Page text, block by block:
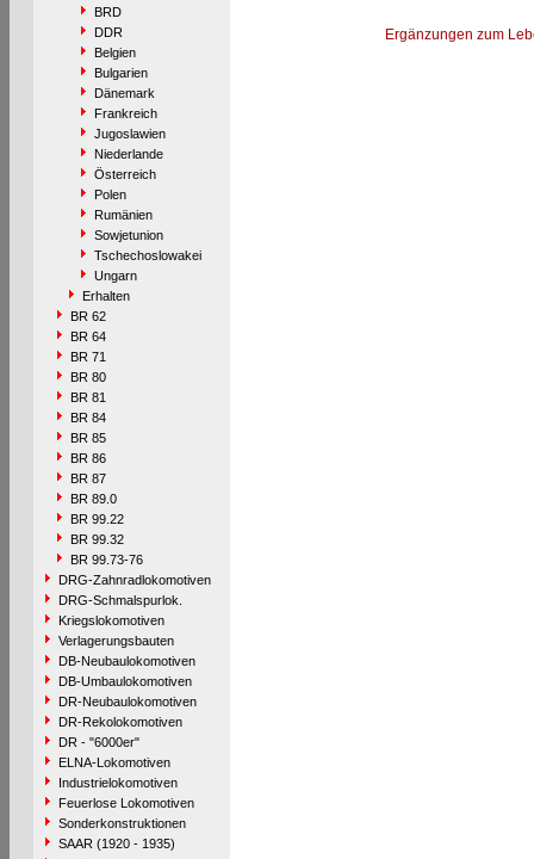
BRD
DDR
Belgien
Bulgarien
Dänemark
Frankreich
Jugoslawien
Niederlande
Österreich
Polen
Rumänien
Sowjetunion
Tschechoslowakei
Ungarn
Erhalten
BR 62
BR 64
BR 71
BR 80
BR 81
BR 84
BR 85
BR 86
BR 87
BR 89.0
BR 99.22
BR 99.32
BR 99.73-76
DRG-Zahnradlokomotiven
DRG-Schmalspurlok.
Kriegslokomotiven
Verlagerungsbauten
DB-Neubaulokomotiven
DB-Umbaulokomotiven
DR-Neubaulokomotiven
DR-Rekolokomotiven
DR - "6000er"
ELNA-Lokomotiven
Industrielokomotiven
Feuerlose Lokomotiven
Sonderkonstruktionen
SAAR (1920 - 1935)
Ergänzungen zum